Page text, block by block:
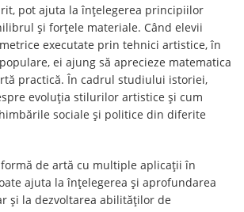
pot ajuta la înțelegerea principiilor
și forțele materiale. Când elevii
executate prin tehnici artistice, în
ei ajung să aprecieze matematica
practică. În cadrul studiului istoriei,
evoluția stilurilor artistice și cum
sociale și politice din diferite
de artă cu multiple aplicații în
ajuta la înțelegerea și aprofundarea
și la dezvoltarea abilităților de